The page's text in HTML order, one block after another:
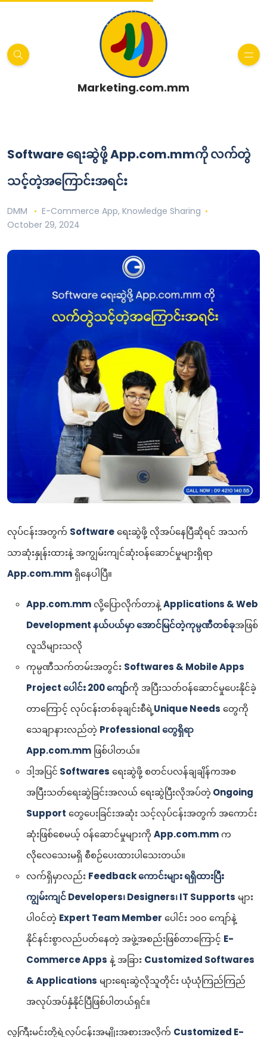
Marketing.com.mm
Software ရေးဆွဲဖို့ App.com.mmကို လက်တွဲ
သင့်တဲ့အကြောင်းအရင်း
DMM E-Commerce App, Knowledge Sharing
October 29, 2024
လုပ်ငန်းအတွက် Softwareရေးဆွဲဖို့ လိုအပ်နေပြီဆိုရင် အသက်
သာဆုံးနှုန်းထားနဲ့ အကျွမ်းကျင်ဆုံးဝန်ဆောင်မှုများရှိရာ
App.com.mmရှိနေပါပြီ။
App.com.mmလို့ပြောလိုက်တာနဲ့ Applications & Web
Development နယ်ပယ်မှာ အောင်မြင်တဲ့ကုမ္ပဏီတစ်ခုအဖြစ်
လူသိများသလို
ကုမ္ပဏီသက်တမ်းအတွင်း Softwares & Mobile Apps
Project ပေါင်း 200 ကျော်ကို အပြီးသတ်ဝန်ဆောင်မှုပေးနိုင်ခဲ့
တာကြောင့် လုပ်ငန်းတစ်ခုချင်းစီရဲ့ Unique Needs တွေကို
သေချာနားလည်တဲ့ Professional တွေရှိရာ
App.com.mm ဖြစ်ပါတယ်။
ဒါ့အပြင် Softwares ရေးဆွဲဖို့ စတင်ပလန်ချချိန်ကအစ
အပြီးသတ်ရေးဆွဲခြင်းအလယ် ရေးဆွဲပြီးလိုအပ်တဲ့ Ongoing
Support တွေပေးခြင်းအဆုံး သင့်လုပ်ငန်းအတွက် အကောင်း
ဆုံးဖြစ်စေမယ့် ဝန်ဆောင်မှုများကို App.com.mmက
လိုလေသေးမရှိ စီစဉ်ပေးထားပါသေးတယ်။
လက်ရှိမှာလည်း Feedback ကောင်းများ ရရှိထားပြီး
ကျွမ်းကျင် Developers၊ Designers၊ IT Supports များ
ပါဝင်တဲ့ Expert Team Member ပေါင်း ၁၀၀ ကျော်နဲ့
နိုင်နင်းစွာလည်ပတ်နေတဲ့ အဖွဲ့အစည်းဖြစ်တာကြောင့် E-
Commerce Apps နဲ့ အခြား Customized Softwares
& Applications များရေးဆွဲလိုသူတိုင်း ယုံယုံကြည်ကြည်
အလုပ်အပ်နှံနိုင်ပြီဖြစ်ပါတယ်ရှင်။
လူကြီးမင်းတို့ရဲ့လုပ်ငန်းအမျိုးအစားအလိုက် Customized E-